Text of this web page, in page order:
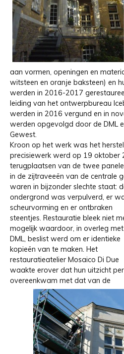
aan vormen, openingen en
witsteen en oranje baksteen) en
werden in 2016-2017
leiding van het ontwerpbureau
werden in 2016 vergund en in
werden opgevolgd door de DML
Gewest.
Kroon op het werk was het
precisiewerk werd op 19 oktober
terugplaatsen van de twee
in de zijtraveeën van de centrale
waren in bijzonder slechte staat:
ondergrond was verpulverd, er
scheurvorming en er ontbraken
steentjes. Restauratie bleek niet
mogelijk waardoor, in overleg
DML, beslist werd om er identieke
kopieën van te maken. Het
restauratieatelier Mosaico Di Due
waakte erover dat hun uitzicht
overeenkwam met dat van de